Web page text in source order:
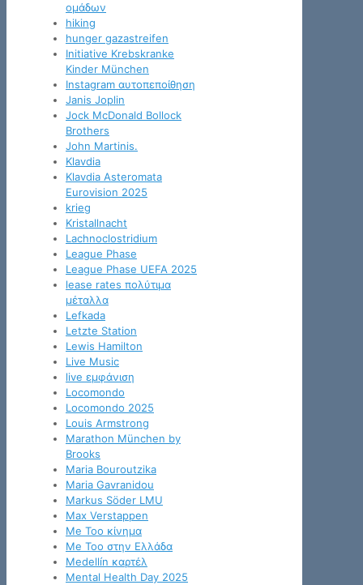
ομάδων
hiking
hunger gazastreifen
Initiative Krebskranke
Kinder München
Instagram αυτοπεποίθηση
Janis Joplin
Jock McDonald Bollock
Brothers
John Martinis.
Klavdia
Klavdia Asteromata
Eurovision 2025
krieg
Kristallnacht
Lachnoclostridium
League Phase
League Phase UEFA 2025
lease rates πολύτιμα
μέταλλα
Lefkada
Letzte Station
Lewis Hamilton
Live Music
live εμφάνιση
Locomondo
Locomondo 2025
Louis Armstrong
Marathon München by
Brooks
Maria Bouroutzika
Maria Gavranidou
Markus Söder LMU
Max Verstappen
Me Too κίνημα
Me Too στην Ελλάδα
Medellín καρτέλ
Mental Health Day 2025